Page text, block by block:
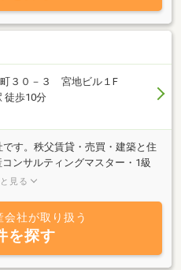
３０－３ 宮地ビル１F
徒歩10分
す。秩父賃貸・売買・建築と住
ンサルティングマスター・1級
）がワンストップでサポートい
見る
会社が取り扱う
を探す